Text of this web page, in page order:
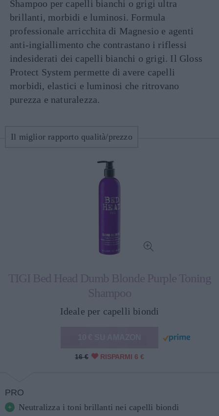
Shampoo per capelli bianchi o grigi ultra
brillanti, morbidi e luminosi. Formula
professionale arricchita di Magnesio e agenti
anti-ingiallimento che contrastano i riflessi
indesiderati dei capelli bianchi o grigi. Il Gloss
Protect System permette di avere capelli
morbidi, elastici e luminosi che ritrovano
purezza e naturalezza.
Il miglior rapporto qualità/prezzo
TIGI Bed Head Dumb Blonde Purple Toning
Shampoo
Ideale per capelli biondi
16 € RISPARMI 6 €
PRO
Neutralizza i toni brillanti nei capelli biondi